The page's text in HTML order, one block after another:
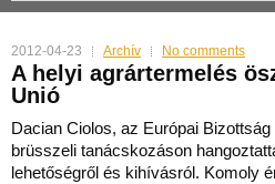
2012-04-23 Archív No comments
A helyi agrártermelés
Unió
Dacian Ciolos, az Európai
brüsszeli tanácskozáson
lehetőségről és kihívásról. Komoly